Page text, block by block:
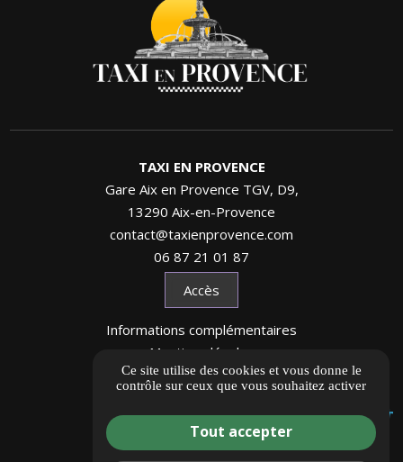
TAXI EN PROVENCE
Gare Aix en Provence TGV, D9,
13290 Aix-en-Provence
contact@taxienprovence.com
06 87 21 01 87
Accès
Informations complémentaires
Mentions légales
Politique de confidentialité
Gestion des cookies
Ce site utilise des cookies et vous donne le
contrôle sur ceux que vous souhaitez activer
Tout accepter